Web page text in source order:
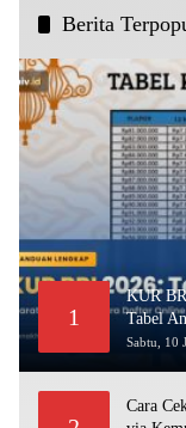
Berita
1
KUR
Tabel
Sabtu, 10
Cara